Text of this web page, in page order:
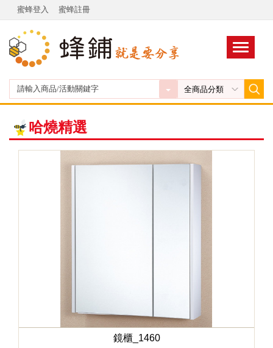
蜜蜂登入 蜜蜂註冊
哈燒精選
鏡櫃_1460